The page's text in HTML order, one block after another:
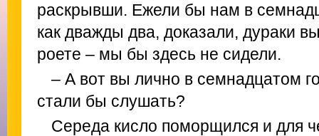
раскрывши. Ежели бы нам в
как дважды два, доказали, дураки
роете – мы бы здесь не сидели.
– А вот вы лично в семнадцатом
стали бы слушать?
Середа кисло поморщился и для